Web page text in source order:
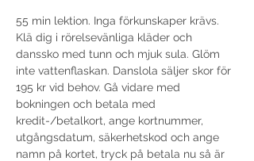
55 min lektion. Inga förkunskaper krävs.
Klä dig i rörelsevänliga kläder och
danssko med tunn och mjuk sula. Glöm
inte vattenflaskan. Danslola säljer skor för
195 kr vid behov. Gå vidare med
bokningen och betala med
kredit-/betalkort, ange kortnummer,
utgångsdatum, säkerhetskod och ange
namn på kortet, tryck på betala nu så är